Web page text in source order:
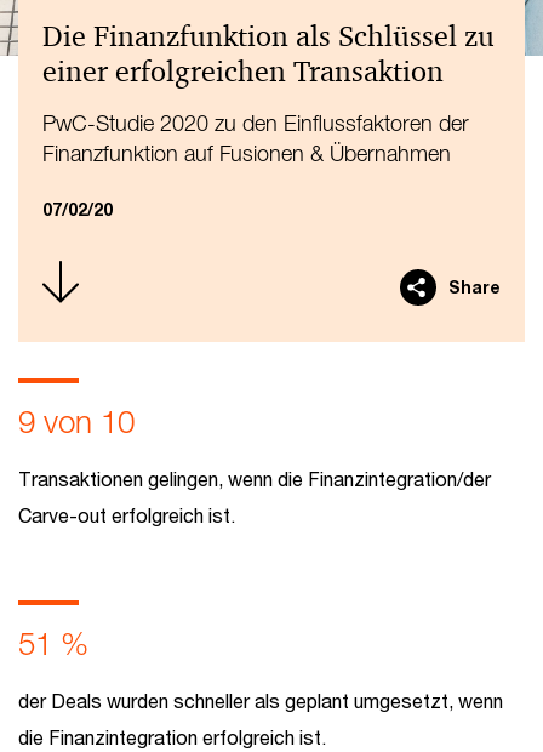
Die Finanzfunktion als Schlüssel zu
einer erfolgreichen Transaktion
PwC-Studie 2020 zu den Einflussfaktoren der
Finanzfunktion auf Fusionen & Übernahmen
07/02/20
Share
9 von 10
Transaktionen gelingen, wenn die Finanzintegration/der
Carve-out erfolgreich ist.
51 %
der Deals wurden schneller als geplant umgesetzt, wenn
die Finanzintegration erfolgreich ist.